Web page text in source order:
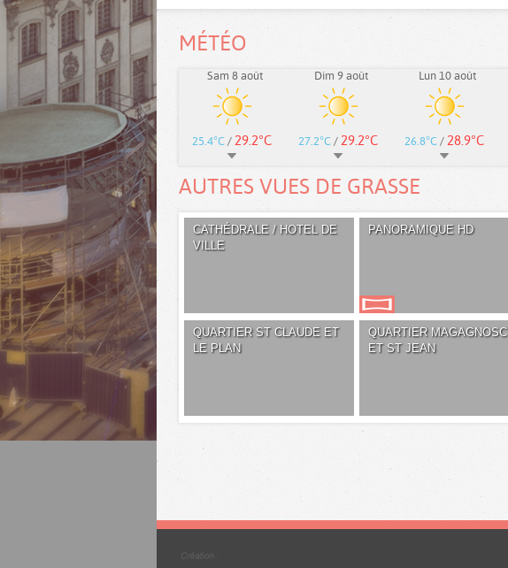
MÉTÉO
Sam 8 août
25.4°C / 29.2°C
Dim 9 août
27.2°C / 29.2°C
Lun 10 août
26.8°C / 28.9°C
AUTRES VUES DE GRASSE
CATHÉDRALE / HOTEL DE
VILLE
PANORAMIQUE HD
QUARTIER ST CLAUDE ET
LE PLAN
QUARTIER MAGAGNOSC
ET ST JEAN